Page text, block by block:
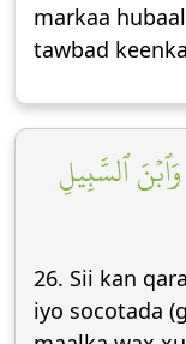
markaa
tawbad
ٱلسَّبِيلِ
26. Sii kan
iyo socotada